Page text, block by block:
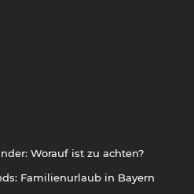
Worauf ist zu achten?
Familienurlaub in Bayern